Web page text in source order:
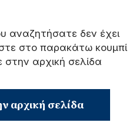
αναζητήσατε δεν έχει
στο παρακάτω κουμπί
στην αρχική σελίδα
αρχική σελίδα